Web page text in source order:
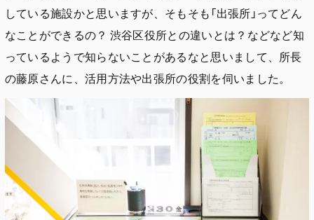
している施設かと思いますが、そもそも「出張所」ってどん
なことができるの？ 渋谷区役所との違いとは？などなど知
っているようで知らないことがあるなと思いまして、所長
の藤原さんに、活用方法や出張所の役割を伺いました。